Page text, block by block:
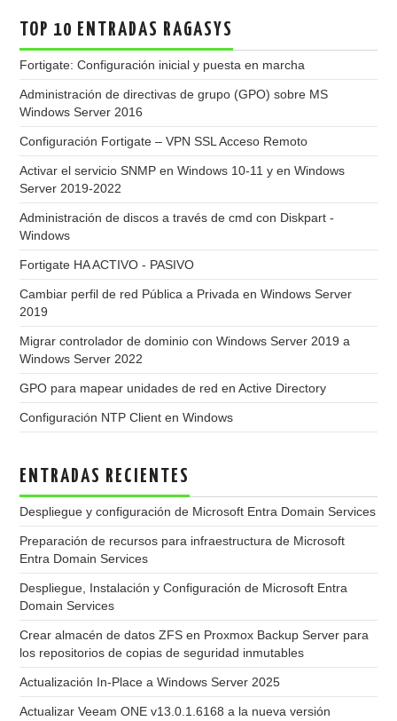
TOP 10 ENTRADAS RAGASYS
Fortigate: Configuración inicial y puesta en marcha
Administración de directivas de grupo (GPO) sobre MS
Windows Server 2016
Configuración Fortigate – VPN SSL Acceso Remoto
Activar el servicio SNMP en Windows 10-11 y en Windows
Server 2019-2022
Administración de discos a través de cmd con Diskpart -
Windows
Fortigate HA ACTIVO - PASIVO
Cambiar perfil de red Pública a Privada en Windows Server
2019
Migrar controlador de dominio con Windows Server 2019 a
Windows Server 2022
GPO para mapear unidades de red en Active Directory
Configuración NTP Client en Windows
ENTRADAS RECIENTES
Despliegue y configuración de Microsoft Entra Domain Services
Preparación de recursos para infraestructura de Microsoft
Entra Domain Services
Despliegue, Instalación y Configuración de Microsoft Entra
Domain Services
Crear almacén de datos ZFS en Proxmox Backup Server para
los repositorios de copias de seguridad inmutables
Actualización In-Place a Windows Server 2025
Actualizar Veeam ONE v13.0.1.6168 a la nueva versión